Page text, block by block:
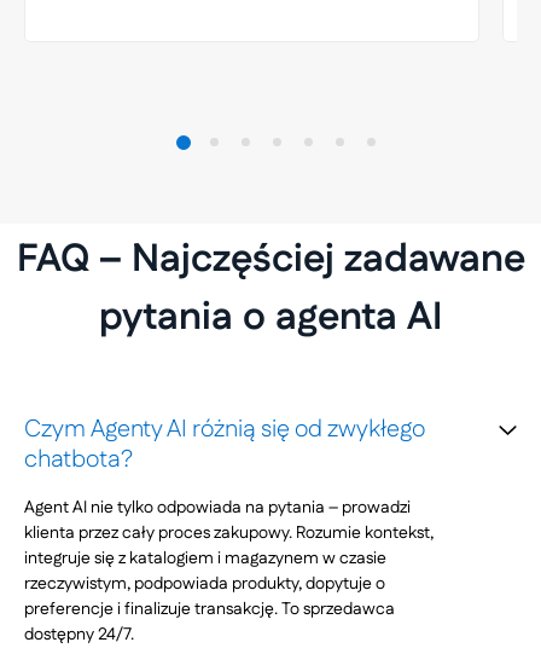
FAQ – Najczęściej zadawane
pytania o agenta AI
Czym Agenty AI różnią się od zwykłego
chatbota?
Agent AI nie tylko odpowiada na pytania – prowadzi
klienta przez cały proces zakupowy. Rozumie kontekst,
integruje się z katalogiem i magazynem w czasie
rzeczywistym, podpowiada produkty, dopytuje o
preferencje i finalizuje transakcję. To sprzedawca
dostępny 24/7.